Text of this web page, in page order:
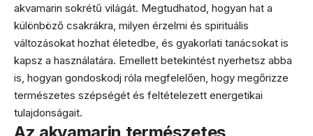
akvamarin sokrétű világát. Megtudhatod, hogyan hat a
különböző csakrákra, milyen érzelmi és spirituális
változásokat hozhat életedbe, és gyakorlati tanácsokat is
kapsz a használatára. Emellett betekintést nyerhetsz abba
is, hogyan gondoskodj róla megfelelően, hogy megőrizze
természetes szépségét és feltételezett energetikai
tulajdonságait.